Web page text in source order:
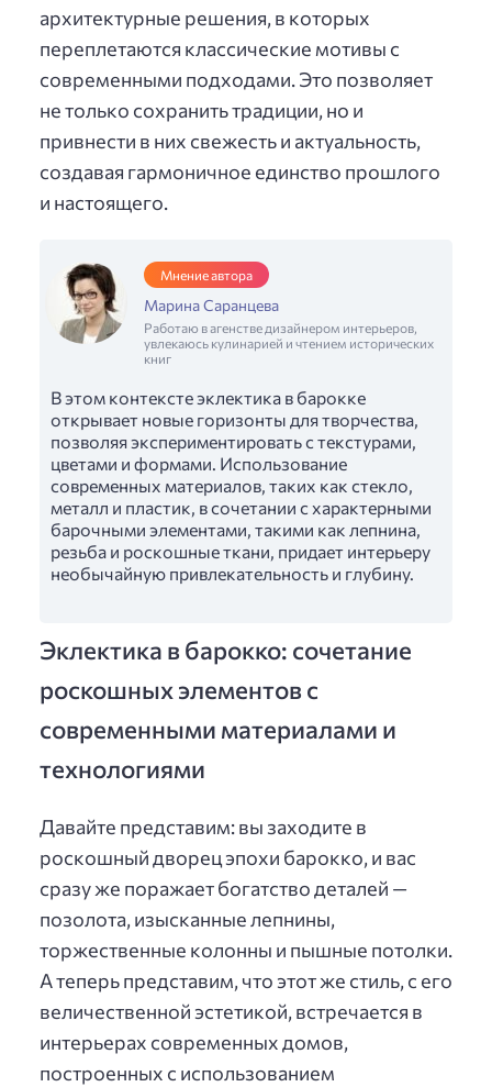
архитектурные решения, в которых
переплетаются классические мотивы с
современными подходами. Это позволяет
не только сохранить традиции, но и
привнести в них свежесть и актуальность,
создавая гармоничное единство прошлого
и настоящего.
Мнение автора
Марина Саранцева
Работаю в агенстве дизайнером интерьеров,
увлекаюсь кулинарией и чтением исторических
книг
В этом контексте эклектика в барокке
открывает новые горизонты для творчества,
позволяя экспериментировать с текстурами,
цветами и формами. Использование
современных материалов, таких как стекло,
металл и пластик, в сочетании с характерными
барочными элементами, такими как лепнина,
резьба и роскошные ткани, придает интерьеру
необычайную привлекательность и глубину.
Эклектика в барокко: сочетание
роскошных элементов с
современными материалами и
технологиями
Давайте представим: вы заходите в
роскошный дворец эпохи барокко, и вас
сразу же поражает богатство деталей —
позолота, изысканные лепнины,
торжественные колонны и пышные потолки.
А теперь представим, что этот же стиль, с его
величественной эстетикой, встречается в
интерьерах современных домов,
построенных с использованием